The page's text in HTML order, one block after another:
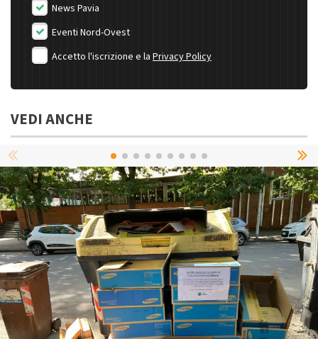
News Pavia
Eventi Nord-Ovest
Accetto l'iscrizione e la Privacy Policy
VEDI ANCHE